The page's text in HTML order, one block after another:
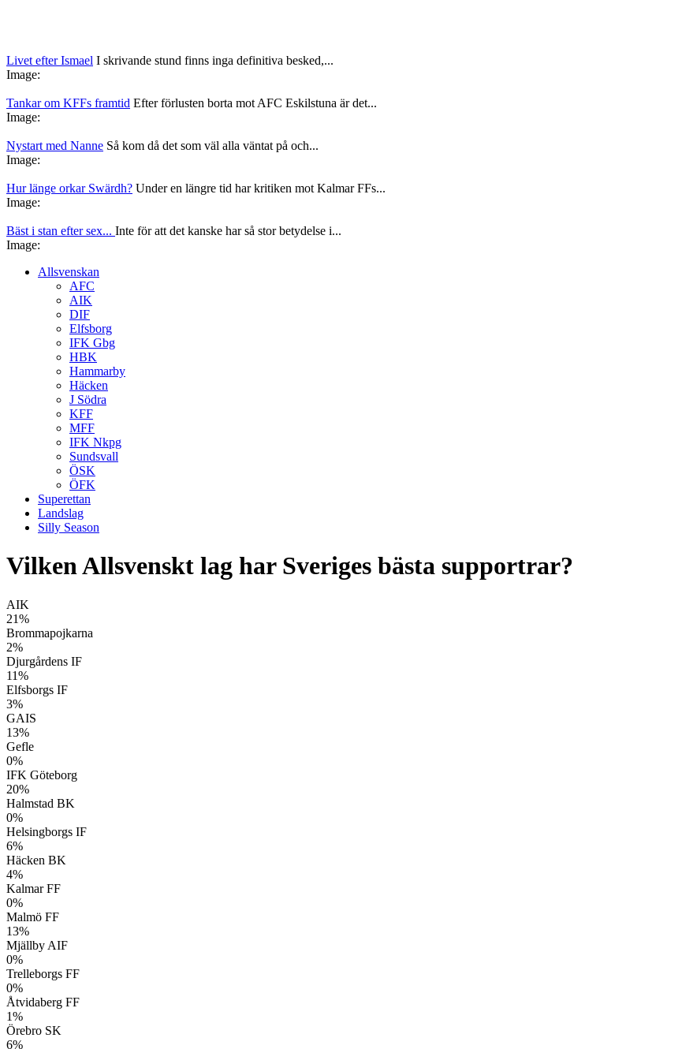
Livet efter Ismael I skrivande stund finns inga definitiva besked,...
Image:
Tankar om KFFs framtid Efter förlusten borta mot AFC Eskilstuna är det...
Image:
Nystart med Nanne Så kom då det som väl alla väntat på och...
Image:
Hur länge orkar Swärdh? Under en längre tid har kritiken mot Kalmar FFs...
Image:
Bäst i stan efter sex... Inte för att det kanske har så stor betydelse i...
Image:
Allsvenskan
AFC
AIK
DIF
Elfsborg
IFK Gbg
HBK
Hammarby
Häcken
J Södra
KFF
MFF
IFK Nkpg
Sundsvall
ÖSK
ÖFK
Superettan
Landslag
Silly Season
Vilken Allsvenskt lag har Sveriges bästa supportrar?
AIK
21%
Brommapojkarna
2%
Djurgårdens IF
11%
Elfsborgs IF
3%
GAIS
13%
Gefle
0%
IFK Göteborg
20%
Halmstad BK
0%
Helsingborgs IF
6%
Häcken BK
4%
Kalmar FF
0%
Malmö FF
13%
Mjällby AIF
0%
Trelleborgs FF
0%
Åtvidaberg FF
1%
Örebro SK
6%